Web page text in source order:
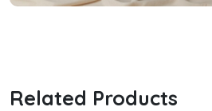
Related Products